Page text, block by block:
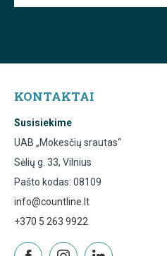
KONTAKTAI
Susisiekime
UAB „Mokesčių srautas“
Sėlių g. 33, Vilnius
Pašto kodas: 08109
info@countline.lt
+370 5 263 9922